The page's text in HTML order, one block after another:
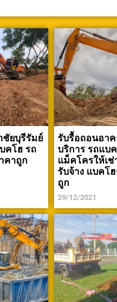
ชัยบุรีรัมย์
คโฮ รถ
คาถูก
รับรื้อถอนอา
บริการ รถแบ
แม็คโครให้เ
รับจ้าง แบคโ
ถูก
29/12/2021